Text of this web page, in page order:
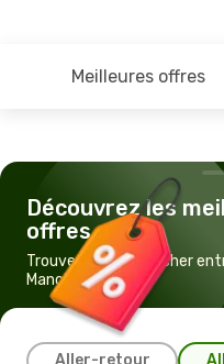
Meilleures offres
Découvrez les
offres
Trouvez un vol pas cher
Manchester
Aller-retour